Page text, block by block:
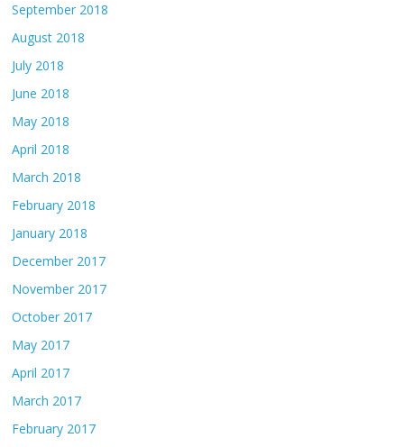
September 2018
August 2018
July 2018
June 2018
May 2018
April 2018
March 2018
February 2018
January 2018
December 2017
November 2017
October 2017
May 2017
April 2017
March 2017
February 2017